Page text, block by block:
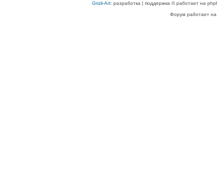
Grizli-Art: разработка | поддержка © работает на
Форум работает